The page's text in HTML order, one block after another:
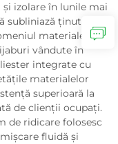
izolare în lunile mai
ținutele
materialelor
vândute în
integrate cu
materialelor
superioară la
de clienții ocupați.
de ridicare folosesc
fluidă și